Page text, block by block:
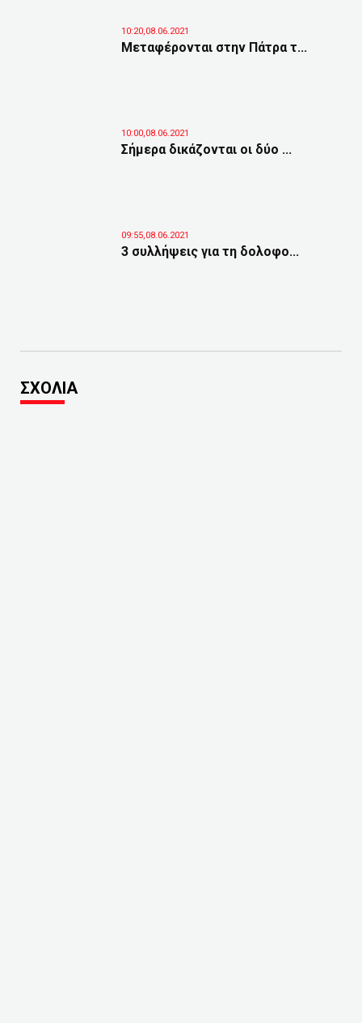
10:20,08.06.2021
Μεταφέρονται στην Πάτρα τ...
10:00,08.06.2021
Σήμερα δικάζονται οι δύο ...
09:55,08.06.2021
3 συλλήψεις για τη δολοφο...
ΣΧΟΛΙΑ